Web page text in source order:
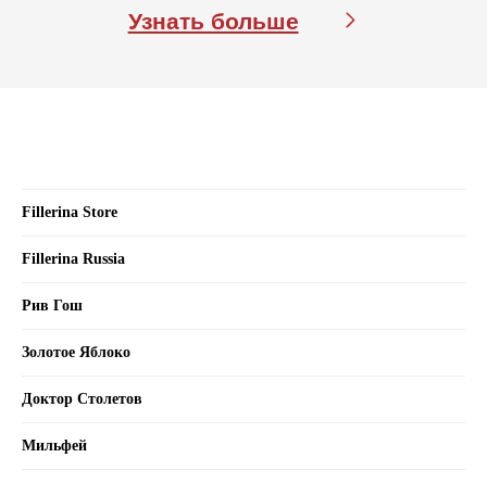
Fillerina Store
Fillerina Russia
Рив Гош
Золотое Яблоко
Доктор Столетов
Мильфей